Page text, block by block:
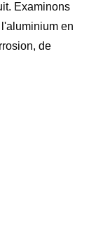
Examinons
en
de